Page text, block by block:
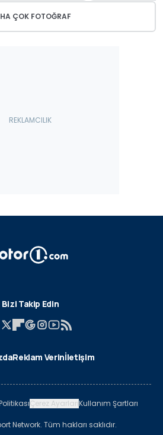
ÇOK FOTOĞRAF
Bizi Takip Edin
Reklam Verinİletişim
Çerez AyarlarıKullanım Şartları
Network. Tüm hakları saklıdır.